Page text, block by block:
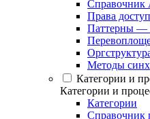
Справочник
Права
Паттерны —
Методы
Категории и
Категории и
Категории
Справочник